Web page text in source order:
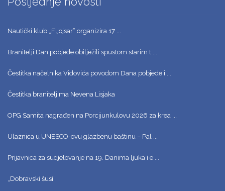
Nautički klub „Fljojsar“ organizira 17 ...
Branitelji Dan pobjede obilježili spustom starim t ...
Čestitka načelnika Vidovića povodom Dana pobjede i ...
Čestitka braniteljima Nevena Lisjaka
OPG Samita nagrađen na Porcijunkulovu 2026 za krea ...
Ulaznica u UNESCO-ovu glazbenu baštinu – Pal ...
Prijavnica za sudjelovanje na 19. Danima ljuka i e ...
„Dobravski šusi“